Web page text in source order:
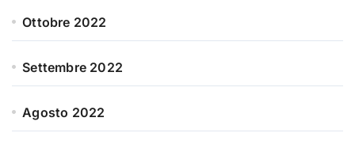
Ottobre 2022
Settembre 2022
Agosto 2022